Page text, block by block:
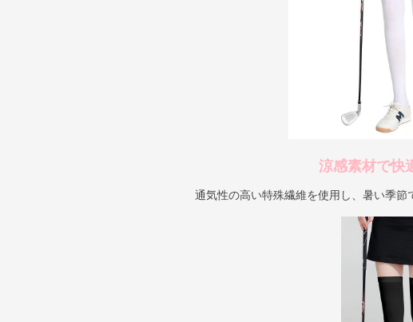
涼感素材で快
通気性の高い特殊繊維を使用し、暑い季節